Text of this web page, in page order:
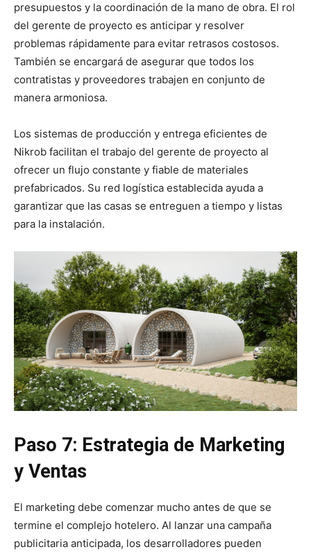
presupuestos y la coordinación de la mano de obra. El rol
del gerente de proyecto es anticipar y resolver
problemas rápidamente para evitar retrasos costosos.
También se encargará de asegurar que todos los
contratistas y proveedores trabajen en conjunto de
manera armoniosa.
Los sistemas de producción y entrega eficientes de
Nikrob facilitan el trabajo del gerente de proyecto al
ofrecer un flujo constante y fiable de materiales
prefabricados. Su red logística establecida ayuda a
garantizar que las casas se entreguen a tiempo y listas
para la instalación.
Paso 7: Estrategia de Marketing
y Ventas
El marketing debe comenzar mucho antes de que se
termine el complejo hotelero. Al lanzar una campaña
publicitaria anticipada, los desarrolladores pueden